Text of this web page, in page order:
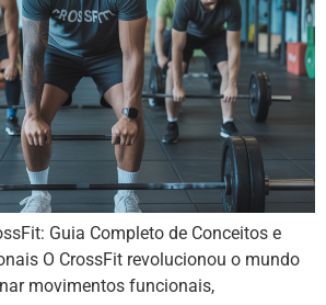
Guia Completo de Conceitos e
O CrossFit revolucionou o mundo
movimentos funcionais,